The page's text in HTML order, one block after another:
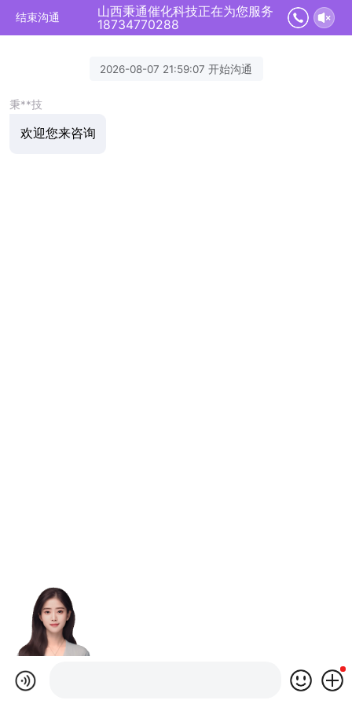
结束沟通
山西秉通催化科技正在为您服务
18734770288
2026-08-07 21:59:07 开始沟通
秉**技
欢迎您来咨询